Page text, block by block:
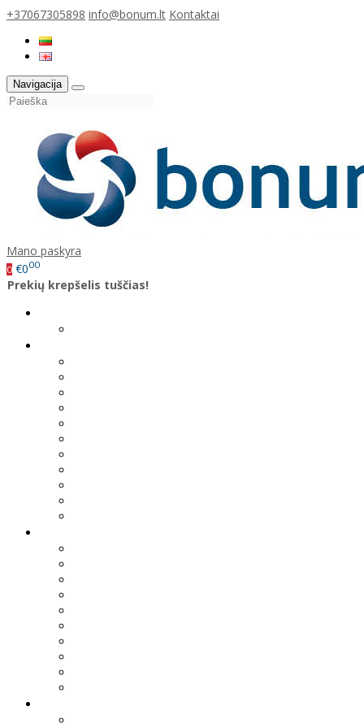
+37067305898 info@bonum.lt Kontaktai
Navigacija
Mano paskyra
0 €000
Prekių krepšelis tuščias!